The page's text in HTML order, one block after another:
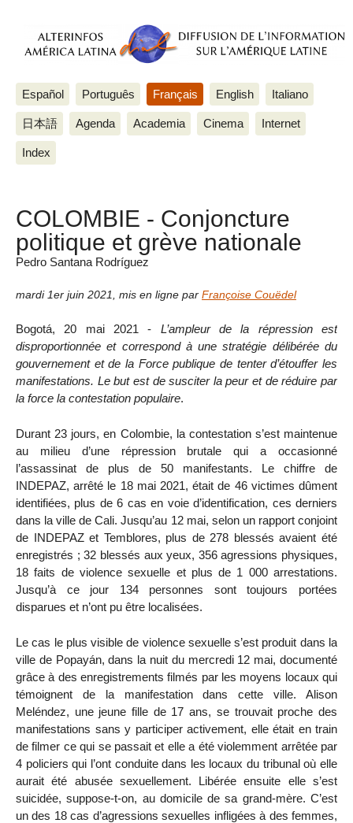
Español Português Français English Italiano
日本語 Agenda Academia Cinema Internet
Index
COLOMBIE - Conjoncture
politique et grève nationale
Pedro Santana Rodríguez
mardi 1er juin 2021 mis en ligne par Françoise Couëdel
Bogotá, 20 mai 2021 - L’ampleur de la répression est
disproportionnée et correspond à une stratégie délibérée du
gouvernement et de la Force publique de tenter d’étouffer les
manifestations. Le but est de susciter la peur et de réduire par
la force la contestation populaire.
Durant 23 jours, en Colombie, la contestation s’est maintenue
au milieu d’une répression brutale qui a occasionné
l’assassinat de plus de 50 manifestants. Le chiffre de
INDEPAZ, arrêté le 18 mai 2021, était de 46 victimes dûment
identifiées, plus de 6 cas en voie d’identification, ces derniers
dans la ville de Cali. Jusqu’au 12 mai, selon un rapport conjoint
de INDEPAZ et Temblores, plus de 278 blessés avaient été
enregistrés ; 32 blessés aux yeux, 356 agressions physiques,
18 faits de violence sexuelle et plus de 1 000 arrestations.
Jusqu’à ce jour 134 personnes sont toujours portées
disparues et n’ont pu être localisées.
Le cas le plus visible de violence sexuelle s’est produit dans la
ville de Popayán, dans la nuit du mercredi 12 mai, documenté
grâce à des enregistrements filmés par les moyens locaux qui
témoignent de la manifestation dans cette ville. Alison
Meléndez, une jeune fille de 17 ans, se trouvait proche des
manifestations sans y participer activement, elle était en train
de filmer ce qui se passait et elle a été violemment arrêtée par
4 policiers qui l’ont conduite dans les locaux du tribunal où elle
aurait été abusée sexuellement. Libérée ensuite elle s’est
suicidée, suppose-t-on, au domicile de sa grand-mère. C’est
un des 18 cas d’agressions sexuelles infligées à des femmes,